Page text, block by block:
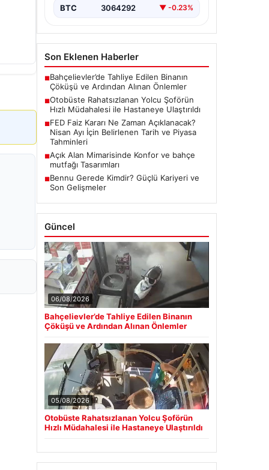
BTC 3064292 ▼ -0.23%
Son Eklenen Haberler
■Bahçelievler’de Tahliye Edilen Binanın
Çöküşü ve Ardından Alınan Önlemler
■Otobüste Rahatsızlanan Yolcu Şoförün
Hızlı Müdahalesi ile Hastaneye Ulaştırıldı
■FED Faiz Kararı Ne Zaman Açıklanacak?
Nisan Ayı İçin Belirlenen Tarih ve Piyasa
Tahminleri
■Açık Alan Mimarisinde Konfor ve bahçe
mutfağı Tasarımları
■Bennu Gerede Kimdir? Güçlü Kariyeri ve
Son Gelişmeler
Güncel
06/08/2026
Bahçelievler’de Tahliye Edilen Binanın
Çöküşü ve Ardından Alınan Önlemler
05/08/2026
Otobüste Rahatsızlanan Yolcu Şoförün
Hızlı Müdahalesi ile Hastaneye Ulaştırıldı